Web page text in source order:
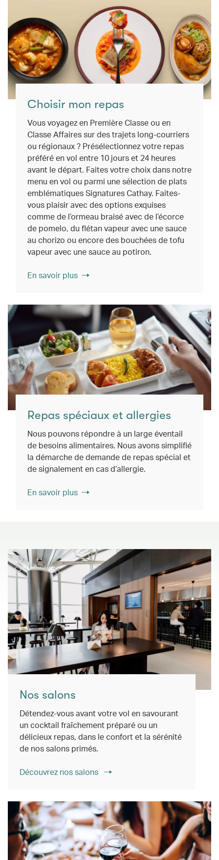
Choisir mon repas
Vous voyagez en Première Classe ou en
Classe Affaires sur des trajets long-courriers
ou régionaux ? Présélectionnez votre repas
préféré en vol entre 10 jours et 24 heures
avant le départ. Faites votre choix dans notre
menu en vol ou parmi une sélection de plats
emblématiques Signatures Cathay. Faites-
vous plaisir avec des options exquises
comme de l’ormeau braisé avec de l’écorce
de pomelo, du flétan vapeur avec une sauce
au chorizo ou encore des bouchées de tofu
vapeur avec une sauce au potiron.
En savoir plus
Repas spéciaux et allergies
Nous pouvons répondre à un large éventail
de besoins alimentaires. Nous avons simplifié
la démarche de demande de repas spécial et
de signalement en cas d’allergie.
En savoir plus
Nos salons
Détendez-vous avant votre vol en savourant
un cocktail fraîchement préparé ou un
délicieux repas, dans le confort et la sérénité
de nos salons primés.
Découvrez nos salons